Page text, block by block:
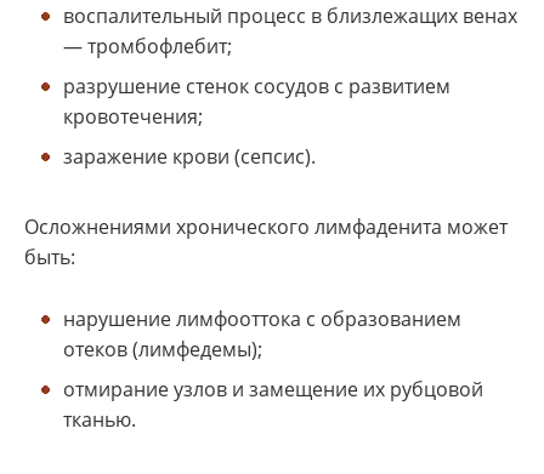
воспалительный процесс в близлежащих венах
— тромбофлебит;
разрушение стенок сосудов с развитием
кровотечения;
заражение крови (сепсис).
Осложнениями хронического лимфаденита может
быть:
нарушение лимфооттока с образованием
отеков (лимфедемы);
отмирание узлов и замещение их рубцовой
тканью.